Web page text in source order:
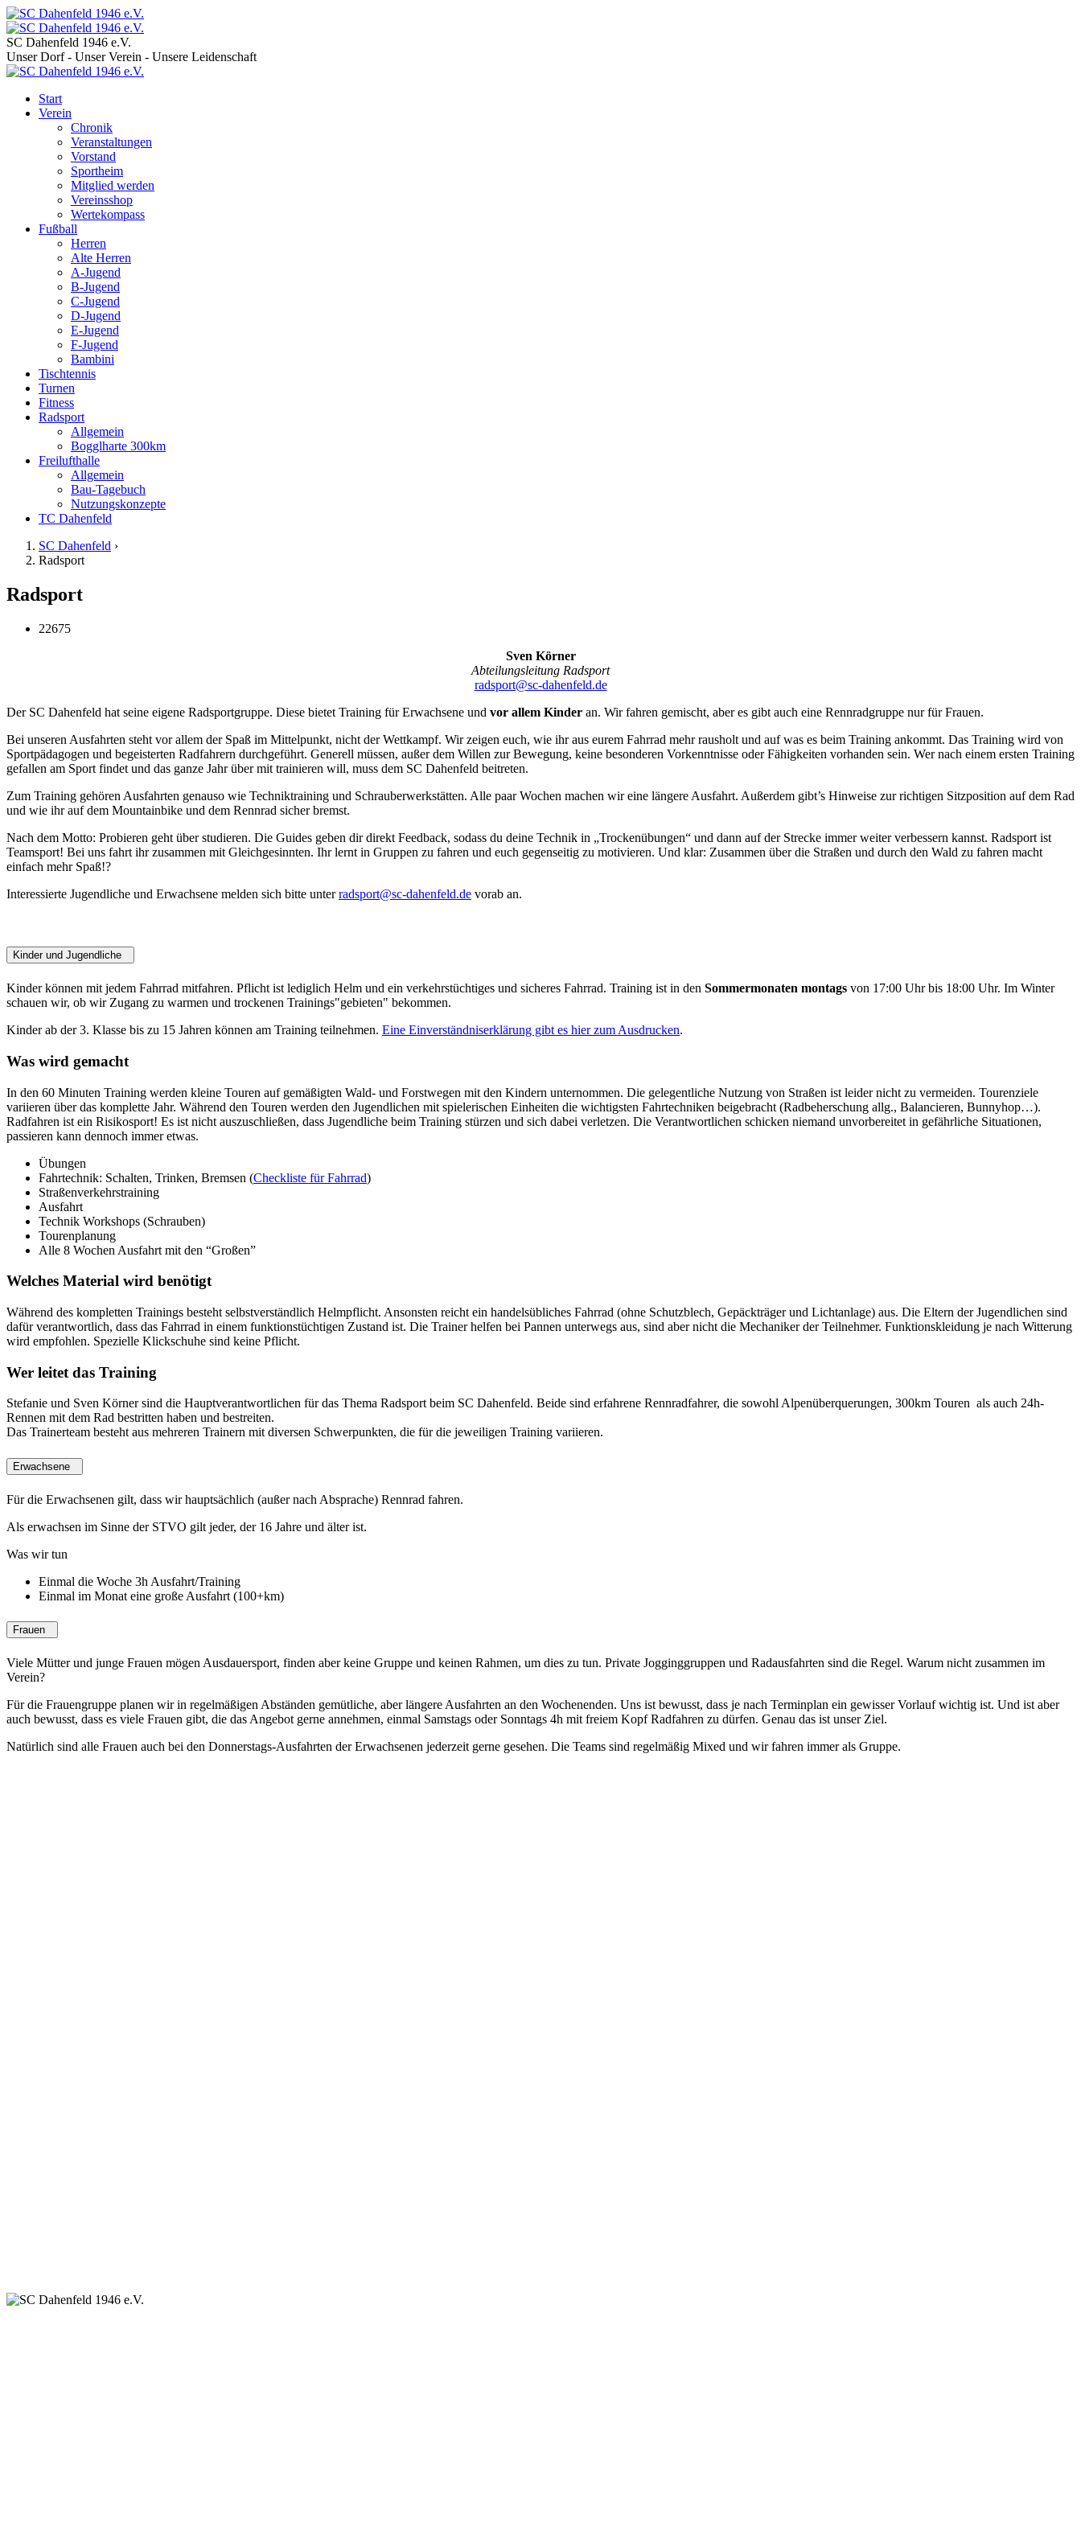
SC Dahenfeld 1946 e.V.
Unser Dorf - Unser Verein - Unsere Leidenschaft
Start
Verein
Chronik
Veranstaltungen
Vorstand
Sportheim
Mitglied werden
Vereinsshop
Wertekompass
Fußball
Herren
Alte Herren
A-Jugend
B-Jugend
C-Jugend
D-Jugend
E-Jugend
F-Jugend
Bambini
Tischtennis
Turnen
Fitness
Radsport
Allgemein
Bogglharte 300km
Freilufthalle
Allgemein
Bau-Tagebuch
Nutzungskonzepte
TC Dahenfeld
SC Dahenfeld ›
Radsport
Radsport
22675
Sven Körner
Abteilungsleitung Radsport
radsport@sc-dahenfeld.de
Der SC Dahenfeld hat seine eigene Radsportgruppe. Diese bietet Training für Erwachsene und vor allem Kinder an. Wir fahren gemischt, aber es gibt auch eine Rennradgruppe nur für Frauen.
Bei unseren Ausfahrten steht vor allem der Spaß im Mittelpunkt, nicht der Wettkampf. Wir zeigen euch, wie ihr aus eurem Fahrrad mehr rausholt und auf was es beim Training ankommt. Das Training wird von
Sportpädagogen und begeisterten Radfahrern durchgeführt. Generell müssen, außer dem Willen zur Bewegung, keine besonderen Vorkenntnisse oder Fähigkeiten vorhanden sein. Wer nach einem ersten Training
gefallen am Sport findet und das ganze Jahr über mit trainieren will, muss dem SC Dahenfeld beitreten.
Zum Training gehören Ausfahrten genauso wie Techniktraining und Schrauberwerkstätten. Alle paar Wochen machen wir eine längere Ausfahrt. Außerdem gibt’s Hinweise zur richtigen Sitzposition auf dem Rad
und wie ihr auf dem Mountainbike und dem Rennrad sicher bremst.
Nach dem Motto: Probieren geht über studieren. Die Guides geben dir direkt Feedback, sodass du deine Technik in „Trockenübungen“ und dann auf der Strecke immer weiter verbessern kannst. Radsport ist
Teamsport! Bei uns fahrt ihr zusammen mit Gleichgesinnten. Ihr lernt in Gruppen zu fahren und euch gegenseitig zu motivieren. Und klar: Zusammen über die Straßen und durch den Wald zu fahren macht
einfach mehr Spaß!?
Interessierte Jugendliche und Erwachsene melden sich bitte unterradsport@sc-dahenfeld.de vorab an.
Kinder und Jugendliche
Kinder können mit jedem Fahrrad mitfahren. Pflicht ist lediglich Helm und ein verkehrstüchtiges und sicheres Fahrrad. Training ist in den Sommermonaten montags von 17:00 Uhr bis 18:00 Uhr. Im Winter
schauen wir, ob wir Zugang zu warmen und trockenen Trainings"gebieten" bekommen.
Kinder ab der 3. Klasse bis zu 15 Jahren können am Training teilnehmen. Eine Einverständniserklärung gibt es hier zum Ausdrucken.
Was wird gemacht
In den 60 Minuten Training werden kleine Touren auf gemäßigten Wald- und Forstwegen mit den Kindern unternommen. Die gelegentliche Nutzung von Straßen ist leider nicht zu vermeiden. Tourenziele
variieren über das komplette Jahr. Während den Touren werden den Jugendlichen mit spielerischen Einheiten die wichtigsten Fahrtechniken beigebracht (Radbeherschung allg., Balancieren, Bunnyhop…).
Radfahren ist ein Risikosport! Es ist nicht auszuschließen, dass Jugendliche beim Training stürzen und sich dabei verletzen. Die Verantwortlichen schicken niemand unvorbereitet in gefährliche Situationen,
passieren kann dennoch immer etwas.
Übungen
Fahrtechnik: Schalten, Trinken, Bremsen (Checkliste für Fahrrad)
Straßenverkehrstraining
Ausfahrt
Technik Workshops (Schrauben)
Tourenplanung
Alle 8 Wochen Ausfahrt mit den “Großen”
Welches Material wird benötigt
Während des kompletten Trainings besteht selbstverständlich Helmpflicht. Ansonsten reicht ein handelsübliches Fahrrad (ohne Schutzblech, Gepäckträger und Lichtanlage) aus. Die Eltern der Jugendlichen sind
dafür verantwortlich, dass das Fahrrad in einem funktionstüchtigen Zustand ist. Die Trainer helfen bei Pannen unterwegs aus, sind aber nicht die Mechaniker der Teilnehmer. Funktionskleidung je nach Witterung
wird empfohlen. Spezielle Klickschuhe sind keine Pflicht.
Wer leitet das Training
Stefanie und Sven Körner sind die Hauptverantwortlichen für das Thema Radsport beim SC Dahenfeld. Beide sind erfahrene Rennradfahrer, die sowohl Alpenüberquerungen, 300km Touren als auch 24h-
Rennen mit dem Rad bestritten haben und bestreiten.
Das Trainerteam besteht aus mehreren Trainern mit diversen Schwerpunkten, die für die jeweiligen Training variieren.
Erwachsene
Für die Erwachsenen gilt, dass wir hauptsächlich (außer nach Absprache) Rennrad fahren.
Als erwachsen im Sinne der STVO gilt jeder, der 16 Jahre und älter ist.
Was wir tun
Einmal die Woche 3h Ausfahrt/Training
Einmal im Monat eine große Ausfahrt (100+km)
Frauen
Viele Mütter und junge Frauen mögen Ausdauersport, finden aber keine Gruppe und keinen Rahmen, um dies zu tun. Private Jogginggruppen und Radausfahrten sind die Regel. Warum nicht zusammen im
Verein?
Für die Frauengruppe planen wir in regelmäßigen Abständen gemütliche, aber längere Ausfahrten an den Wochenenden. Uns ist bewusst, dass je nach Terminplan ein gewisser Vorlauf wichtig ist. Und ist aber
auch bewusst, dass es viele Frauen gibt, die das Angebot gerne annehmen, einmal Samstags oder Sonntags 4h mit freiem Kopf Radfahren zu dürfen. Genau das ist unser Ziel.
Natürlich sind alle Frauen auch bei den Donnerstags-Ausfahrten der Erwachsenen jederzeit gerne gesehen. Die Teams sind regelmäßig Mixed und wir fahren immer als Gruppe.